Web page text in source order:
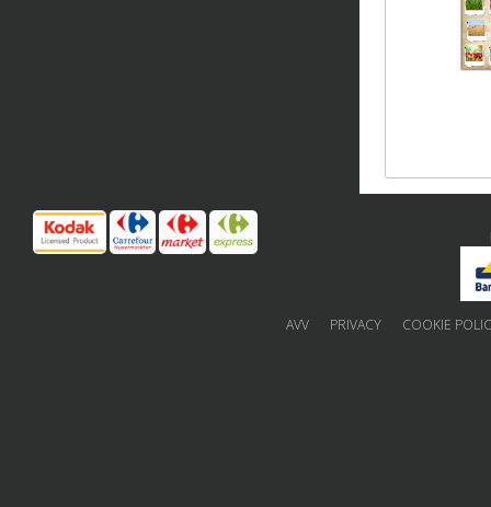
AVV PRIVACY COOKIE